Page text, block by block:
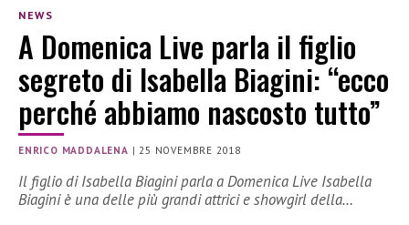
NEWS
A Domenica Live parla il figlio
segreto di Isabella Biagini: “ecco
perché abbiamo nascosto tutto”
ENRICO MADDALENA |25 NOVEMBRE 2018
Il figlio di Isabella Biagini parla a Domenica Live Isabella
Biagini è una delle più grandi attrici e showgirl della…